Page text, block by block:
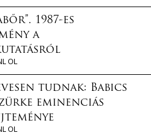
1987-es
a
OL
tudnak: Babics
eminenciás
OL